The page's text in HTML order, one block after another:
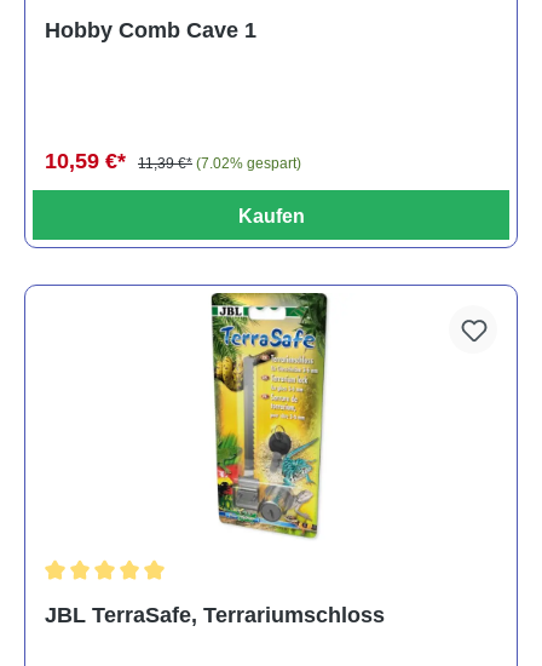
Hobby Comb Cave 1
10,59 €* 11,39 €* (7.02% gespart)
Kaufen
JBL TerraSafe, Terrariumschloss